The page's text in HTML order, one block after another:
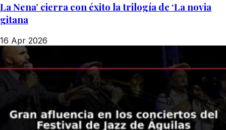
La Nena’ cierra con éxito la trilogía de ‘La novia
gitana
16 Apr 2026